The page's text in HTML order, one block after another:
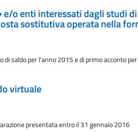
o enti interessati dagli studi
sostitutiva operata nella
saldo per l'anno 2015 e di primo acconto
virtuale
presentata entro il 31 gennaio 2016